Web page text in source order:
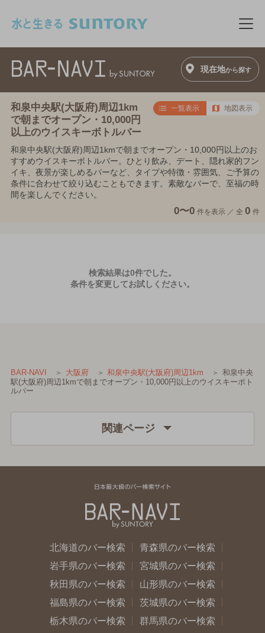
メ
現在地から探す
和泉中央駅(大阪府)周辺1km
で朝までオープン・10,000円
以上のウイスキーボトルバー
一覧表示 地図表示
和泉中央駅(大阪府)周辺1kmで朝までオープン・10,000円以上のお
すすめウイスキーボトルバー。ひとり飲み、デート、隠れ家的フン
イキ、夜景が楽しめるバーなど、タイプや特徴・雰囲気、ご予算の
条件に合わせて絞り込むこともできます。素敵なバーで、至福の時
間を楽しんでください。
0〜0 件を表示 ／ 全 0 件
検索結果は0件でした。
条件を変更してお試しください。
BAR-NAVI 大阪府 和泉中央駅(大阪府)周辺1km
和泉中央
駅(大阪府)周辺1kmで朝までオープン・10,000円以上のウイスキーボト
ルバー
関連ページ
北海道のバー検索
青森県のバー検索
岩手県のバー検索
宮城県のバー検索
秋田県のバー検索
山形県のバー検索
福島県のバー検索
茨城県のバー検索
栃木県のバー検索
群馬県のバー検索